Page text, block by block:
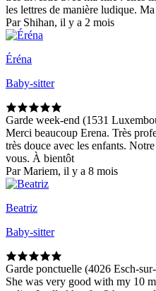
les lettres de manière ludique.
Par Shihan, il y a 2 mois
Éréna
Baby-sitter
Garde week-end (1531
Merci beaucoup Erena. Très
très douce avec les enfants.
vous. À bientôt
Par Mariem, il y a 8 mois
Beatriz
Baby-sitter
Garde ponctuelle (4026 Esch-
She was very good with my 10